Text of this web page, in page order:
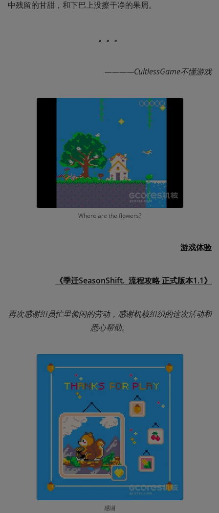
中残留的甘甜，和下巴上没擦干净的果屑。
。。。
————CultlessGame不懂游戏
Where are the flowers?
游戏体验
《季迁SeasonShift. 流程攻略 正式版本1.1》
再次感谢组员忙里偷闲的劳动，感谢机核组织的这次活动和
悉心帮助。
感谢